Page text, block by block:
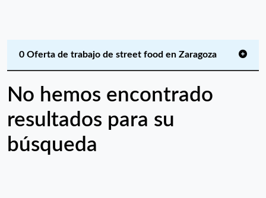
0 Oferta de trabajo de street food en Zaragoza
No hemos encontrado
resultados para su
búsqueda